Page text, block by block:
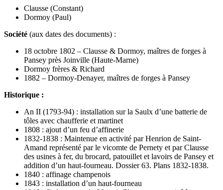
Clausse (Constant)
Dormoy (Paul)
Société (aux dates des documents) :
18 octobre 1802 – Clausse & Dormoy, maîtres de forges à
Pansey près Joinville (Haute-Marne)
Dormoy frères & Richard
1882 – Dormoy-Denayer, maîtres de forges à Pansey
Historique :
An II (1793-94) : installation sur la Saulx d’une batterie de
tôles avec chaufferie et martinet
1808 : ajout d’un feu d’affinerie
1832-1838 : Maintenue en activité par Henrion de Saint-
Amand représenté par le vicomte de Pernety et par Clausse
des usines à fer, du brocard, patouillet et lavoirs de Pansey et
addition d’un haut-fourneau. Dossier 63. Plans 1832-1838.
1840 : affinage champenois
1843 : installation d’un haut-fourneau